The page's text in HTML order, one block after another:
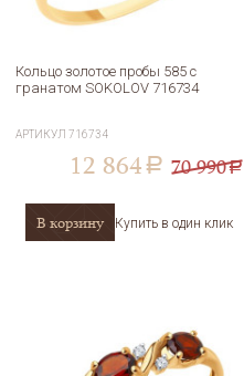
Кольцо золотое пробы 585 с
гранатом SOKOLOV 716734
АРТИКУЛ716734
12 864 a 70 990a
В корзину Купить в один клик